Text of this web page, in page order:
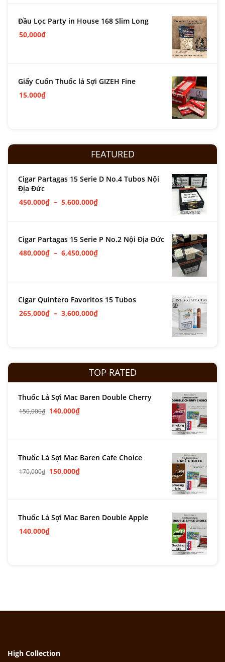
Đầu Lọc Party in House 168 Slim Long
50,000₫
Giấy Cuốn Thuốc lá Sợi GIZEH Fine
15,000₫
FEATURED
Cigar Partagas 15 Serie D No.4 Tubos Nội
Địa Đức
450,000₫ – 5,600,000₫
Cigar Partagas 15 Serie P No.2 Nội Địa Đức
480,000₫ – 6,450,000₫
Cigar Quintero Favoritos 15 Tubos
265,000₫ – 3,600,000₫
TOP RATED
Thuốc Lá Sợi Mac Baren Double Cherry
150,000₫ 140,000₫
Thuốc Lá Sợi Mac Baren Cafe Choice
170,000₫ 150,000₫
Thuốc Lá Sợi Mac Baren Double Apple
140,000₫
High Collection